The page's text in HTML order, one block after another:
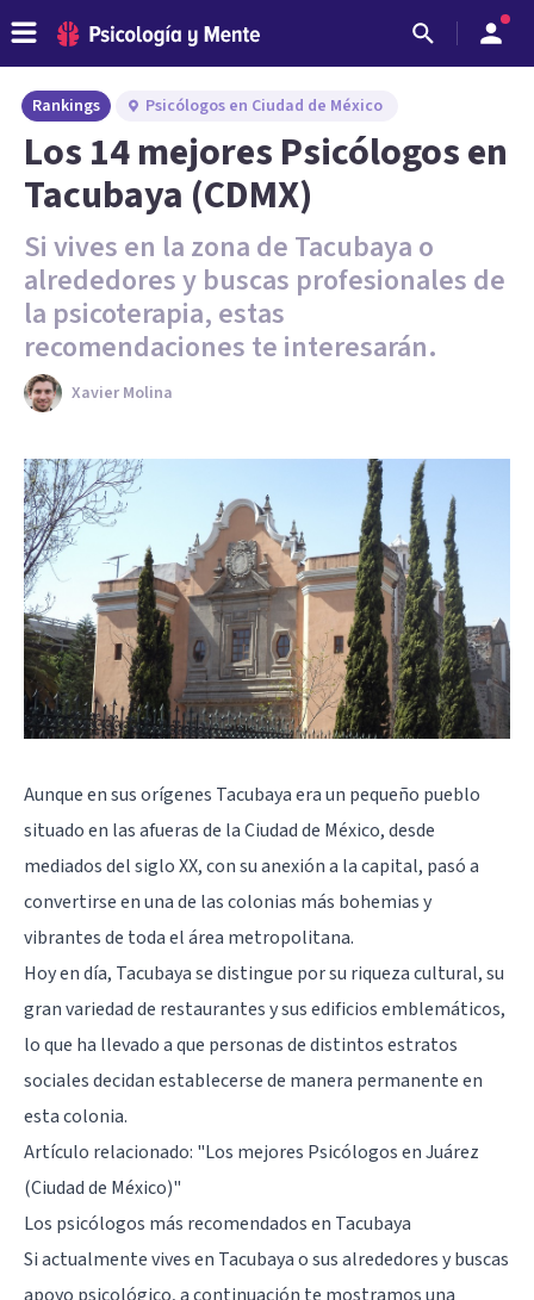
Rankings Psicólogos en Ciudad de México
Los 14 mejores Psicólogos en
Tacubaya (CDMX)
Si vives en la zona de Tacubaya o
alrededores y buscas profesionales de
la psicoterapia, estas
recomendaciones te interesarán.
Xavier Molina
Aunque en sus orígenes Tacubaya era un pequeño pueblo
situado en las afueras de la Ciudad de México, desde
mediados del siglo XX, con su anexión a la capital, pasó a
convertirse en una de las colonias más bohemias y
vibrantes de toda el área metropolitana.
Hoy en día, Tacubaya se distingue por su riqueza cultural, su
gran variedad de restaurantes y sus edificios emblemáticos,
lo que ha llevado a que personas de distintos estratos
sociales decidan establecerse de manera permanente en
esta colonia.
Artículo relacionado: "Los mejores Psicólogos en Juárez
(Ciudad de México)"
Los psicólogos más recomendados en Tacubaya
Si actualmente vives en Tacubaya o sus alrededores y buscas